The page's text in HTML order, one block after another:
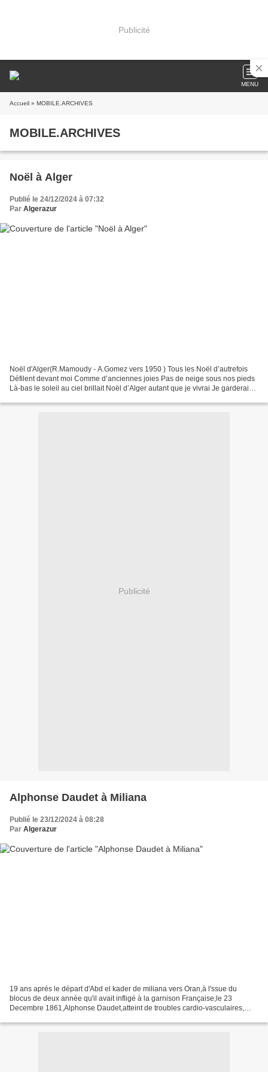
Publicité
MENU
Accueil » MOBILE.ARCHIVES
MOBILE.ARCHIVES
Noël à Alger
Publié le 24/12/2024 à 07:32
Par Algerazur
Noël d'Alger(R.Mamoudy - A.Gomez vers 1950 ) Tous les Noël d’autrefois
Défilent devant moi Comme d’anciennes joies Pas de neige sous nos pieds
Là-bas le soleil au ciel brillait Noël d’Alger autant que je vivrai Je garderai
Publicité
Alphonse Daudet à Miliana
Publié le 23/12/2024 à 08:28
Par Algerazur
19 ans aprés le départ d'Abd el kader de miliana vers Oran,à l'ssue du
blocus de deux année qu'il avait infligé à la garnison Française,le 23
Decembre 1861,Alphonse Daudet,atteint de troubles cardio-vasculaires,